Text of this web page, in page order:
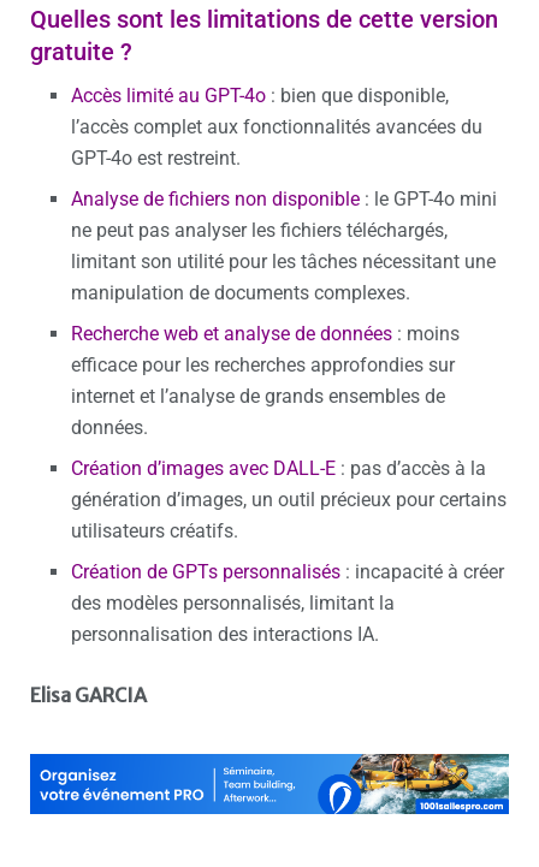
Quelles sont les limitations de cette version
gratuite ?
Accès limité au GPT-4o : bien que disponible,
l’accès complet aux fonctionnalités avancées du
GPT-4o est restreint.
Analyse de fichiers non disponible : le GPT-4o mini
ne peut pas analyser les fichiers téléchargés,
limitant son utilité pour les tâches nécessitant une
manipulation de documents complexes.
Recherche web et analyse de données : moins
efficace pour les recherches approfondies sur
internet et l’analyse de grands ensembles de
données.
Création d’images avec DALL-E : pas d’accès à la
génération d’images, un outil précieux pour certains
utilisateurs créatifs.
Création de GPTs personnalisés : incapacité à créer
des modèles personnalisés, limitant la
personnalisation des interactions IA.
Elisa GARCIA